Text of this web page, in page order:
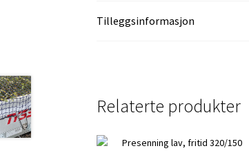
Tilleggsinformasjon
Relaterte produkter